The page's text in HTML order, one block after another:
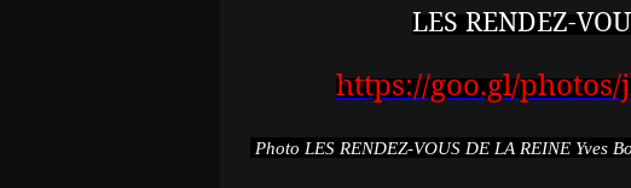
LES RENDEZ-
https://goo.gl/photos/
Photo LES RENDEZ-VOUS DE LA REINE Yves